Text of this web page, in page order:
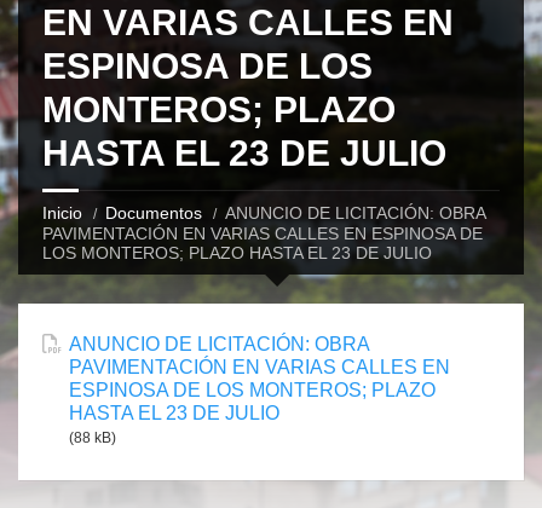
EN VARIAS CALLES EN
ESPINOSA DE LOS
MONTEROS; PLAZO
HASTA EL 23 DE JULIO
Inicio Documentos
ANUNCIO DE LICITACIÓN: OBRA
PAVIMENTACIÓN EN VARIAS CALLES EN ESPINOSA DE
LOS MONTEROS; PLAZO HASTA EL 23 DE JULIO
ANUNCIO DE LICITACIÓN: OBRA
PAVIMENTACIÓN EN VARIAS CALLES EN
ESPINOSA DE LOS MONTEROS; PLAZO
HASTA EL 23 DE JULIO
(88 kB)